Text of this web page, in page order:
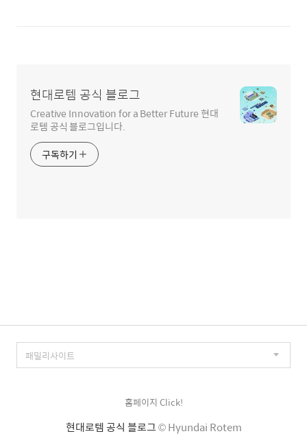
현대로템 공식 블로그
Creative Innovation for a Better Future 현대
로템 공식 블로그입니다.
구독하기
홈페이지 Click!
현대로템 공식 블로그© Hyundai Rotem